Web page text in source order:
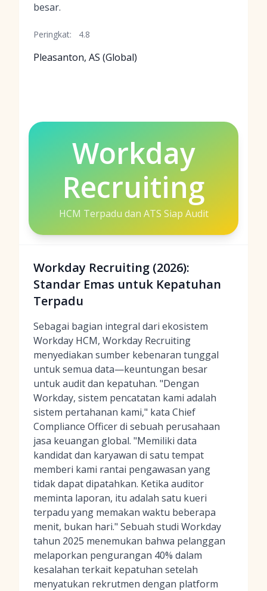
besar.
Peringkat: 4.8
Pleasanton, AS (Global)
Workday
Recruiting
HCM Terpadu dan ATS Siap Audit
Workday Recruiting (2026):
Standar Emas untuk Kepatuhan
Terpadu
Sebagai bagian integral dari ekosistem
Workday HCM, Workday Recruiting
menyediakan sumber kebenaran tunggal
untuk semua data—keuntungan besar
untuk audit dan kepatuhan. "Dengan
Workday, sistem pencatatan kami adalah
sistem pertahanan kami," kata Chief
Compliance Officer di sebuah perusahaan
jasa keuangan global. "Memiliki data
kandidat dan karyawan di satu tempat
memberi kami rantai pengawasan yang
tidak dapat dipatahkan. Ketika auditor
meminta laporan, itu adalah satu kueri
terpadu yang memakan waktu beberapa
menit, bukan hari." Sebuah studi Workday
tahun 2025 menemukan bahwa pelanggan
melaporkan pengurangan 40% dalam
kesalahan terkait kepatuhan setelah
menyatukan rekrutmen dengan platform